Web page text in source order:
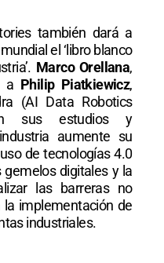
también dará a
el ‘libro blanco
Marco Orellana,
a Philip Piatkiewicz,
(AI Data Robotics
sus estudios y
aumente su
de tecnologías 4.0
gemelos digitales y la
las barreras no
implementación de
industriales.